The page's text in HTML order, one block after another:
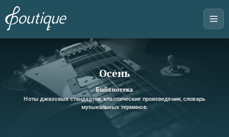
Осень
Библиотека
Ноты джазовых стандартов, классические произведения, словарь
музыкальных терминов.